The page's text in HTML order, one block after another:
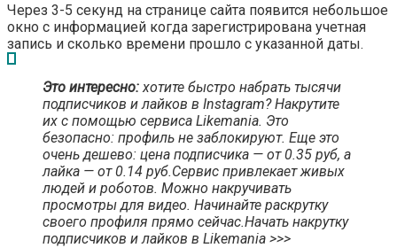
Через 3-5 секунд на странице сайта появится небольшое
окно с информацией когда зарегистрирована учетная
запись и сколько времени прошло с указанной даты.
Это интересно: хотите быстро набрать тысячи
подписчиков и лайков в Instagram? Накрутите
их с помощью сервиса Likemania. Это
безопасно: профиль не заблокируют. Еще это
очень дешево: цена подписчика — от 0.35 руб, а
лайка — от 0.14 руб.Сервис привлекает живых
людей и роботов. Можно накручивать
просмотры для видео. Начинайте раскрутку
своего профиля прямо сейчас.Начать накрутку
подписчиков и лайков в Likemania >>>